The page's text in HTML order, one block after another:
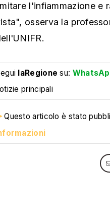
l'infiammazione e
osserva la
laRegione su:
principali
Questo articolo è stato